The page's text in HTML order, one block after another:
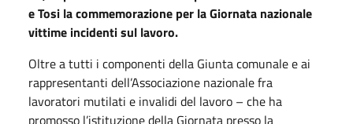
e Tosi la commemorazione per la Giornata nazionale
vittime incidenti sul lavoro.
Oltre a tutti i componenti della Giunta comunale e ai
rappresentanti dell’Associazione nazionale fra
lavoratori mutilati e invalidi del lavoro – che ha
promosso l’istituzione della Giornata presso la